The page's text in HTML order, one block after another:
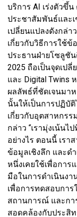
บริการ AI เร่งตัวขึ้
ประชาสัมพันธ์และ
เปลี่ยนแปลงดังกล่า
เกี่ยวกับวิธีการใช้ข้
ประธานฝ่ายโซลูชัน
2025 ถือเป็นจุดเป
และ Digital Twins
ผลลัพธ์ที่ชัดเจนมา
นั้นให้เป็นการปฏิบัติ
เกี่ยวกับอุตสาหกรร
กล่าว “เรามุ่งเน้น
อย่างไร ตอนนี้ เรา
ข้อมูลเชิงลึก และดำ
หนึ่งเคยใช้เพื่อการ
มือในการดำเนินงา
เพื่อการทดสอบการ
สถานการณ์ และกา
สอดคล้องกับประสิ